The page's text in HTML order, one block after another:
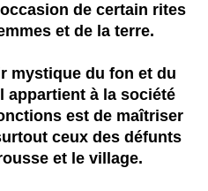
de certain rites
et de la terre.
mystique du fon et du
appartient à la société
est de maîtriser
ceux des défunts
et le village.